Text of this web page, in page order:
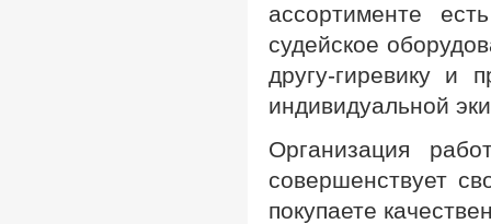
ассортименте
судейское
другу-гиревику и
индивидуальной
Организация
совершенствует
покупаете